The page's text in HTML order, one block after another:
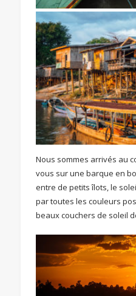
Nous sommes arrivés au
vous sur une barque en
entre de petits îlots, le
par toutes les couleurs
beaux couchers de soleil